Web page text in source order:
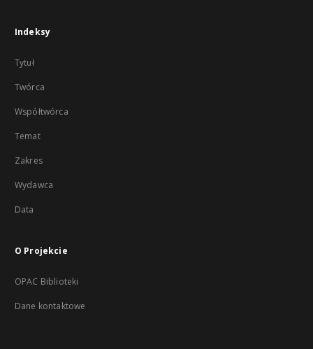
Indeksy
Tytuł
Twórca
Współtwórca
Temat
Zakres
Wydawca
Data
O Projekcie
OPAC Biblioteki
Dane kontaktowe